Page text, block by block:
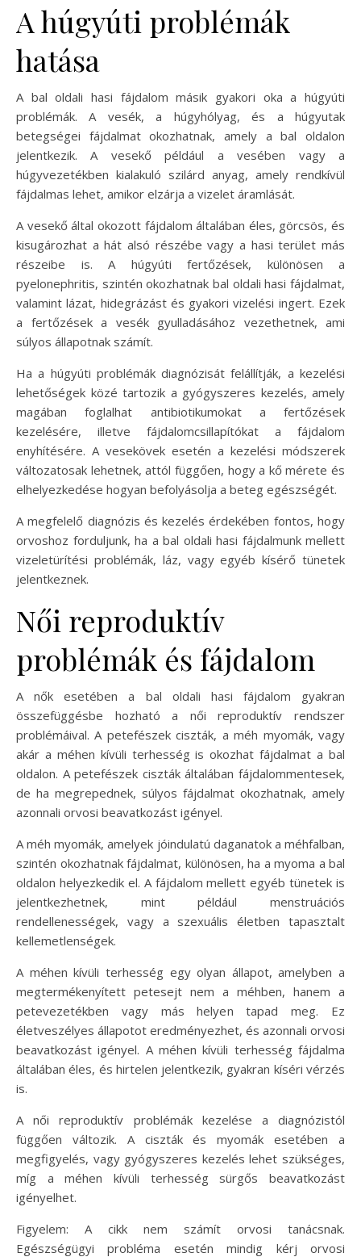
A húgyúti problémák
hatása
A bal oldali hasi fájdalom másik gyakori oka a húgyúti
problémák. A vesék, a húgyhólyag, és a húgyutak
betegségei fájdalmat okozhatnak, amely a bal oldalon
jelentkezik. A vesekő például a vesében vagy a
húgyvezetékben kialakuló szilárd anyag, amely rendkívül
fájdalmas lehet, amikor elzárja a vizelet áramlását.
A vesekő által okozott fájdalom általában éles, görcsös, és
kisugározhat a hát alsó részébe vagy a hasi terület más
részeibe is. A húgyúti fertőzések, különösen a
pyelonephritis, szintén okozhatnak bal oldali hasi fájdalmat,
valamint lázat, hidegrázást és gyakori vizelési ingert. Ezek
a fertőzések a vesék gyulladásához vezethetnek, ami
súlyos állapotnak számít.
Ha a húgyúti problémák diagnózisát felállítják, a kezelési
lehetőségek közé tartozik a gyógyszeres kezelés, amely
magában foglalhat antibiotikumokat a fertőzések
kezelésére, illetve fájdalomcsillapítókat a fájdalom
enyhítésére. A vesekövek esetén a kezelési módszerek
változatosak lehetnek, attól függően, hogy a kő mérete és
elhelyezkedése hogyan befolyásolja a beteg egészségét.
A megfelelő diagnózis és kezelés érdekében fontos, hogy
orvoshoz forduljunk, ha a bal oldali hasi fájdalmunk mellett
vizeletürítési problémák, láz, vagy egyéb kísérő tünetek
jelentkeznek.
Női reproduktív
problémák és fájdalom
A nők esetében a bal oldali hasi fájdalom gyakran
összefüggésbe hozható a női reproduktív rendszer
problémáival. A petefészek ciszták, a méh myomák, vagy
akár a méhen kívüli terhesség is okozhat fájdalmat a bal
oldalon. A petefészek ciszták általában fájdalommentesek,
de ha megrepednek, súlyos fájdalmat okozhatnak, amely
azonnali orvosi beavatkozást igényel.
A méh myomák, amelyek jóindulatú daganatok a méhfalban,
szintén okozhatnak fájdalmat, különösen, ha a myoma a bal
oldalon helyezkedik el. A fájdalom mellett egyéb tünetek is
jelentkezhetnek, mint például menstruációs
rendellenességek, vagy a szexuális életben tapasztalt
kellemetlenségek.
A méhen kívüli terhesség egy olyan állapot, amelyben a
megtermékenyített petesejt nem a méhben, hanem a
petevezetékben vagy más helyen tapad meg. Ez
életveszélyes állapotot eredményezhet, és azonnali orvosi
beavatkozást igényel. A méhen kívüli terhesség fájdalma
általában éles, és hirtelen jelentkezik, gyakran kíséri vérzés
is.
A női reproduktív problémák kezelése a diagnózistól
függően változik. A ciszták és myomák esetében a
megfigyelés, vagy gyógyszeres kezelés lehet szükséges,
míg a méhen kívüli terhesség sürgős beavatkozást
igényelhet.
Figyelem: A cikk nem számít orvosi tanácsnak.
Egészségügyi probléma esetén mindig kérj orvosi